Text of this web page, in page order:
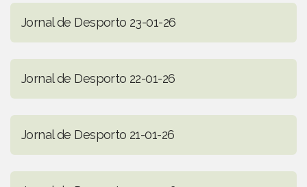
Jornal de Desporto 23-01-26
Jornal de Desporto 22-01-26
Jornal de Desporto 21-01-26